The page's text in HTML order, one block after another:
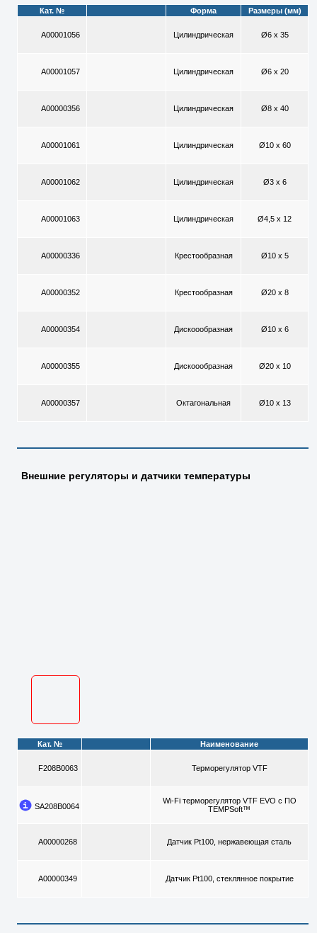
Кат. № Форма Размеры (мм)
A00001056 Цилиндрическая Ø6 x 35
A00001057 Цилиндрическая Ø6 x 20
A00000356 Цилиндрическая Ø8 x 40
A00001061 Цилиндрическая Ø10 x 60
A00001062 Цилиндрическая Ø3 x 6
A00001063 Цилиндрическая Ø4,5 x 12
A00000336 Крестообразная Ø10 x 5
A00000352 Крестообразная Ø20 x 8
A00000354 Дискоообразная Ø10 x 6
A00000355 Дискоообразная Ø20 x 10
A00000357 Октагональная Ø10 x 13
Внешние регуляторы и датчики температуры
Кат. № Наименование
F208B0063 Терморегулятор VTF
SA208B0064
Wi-Fi терморегулятор VTF EVO с ПО
TEMPSoft™
A00000268 Датчик Pt100, нержавеющая сталь
A00000349 Датчик Pt100, стеклянное покрытие